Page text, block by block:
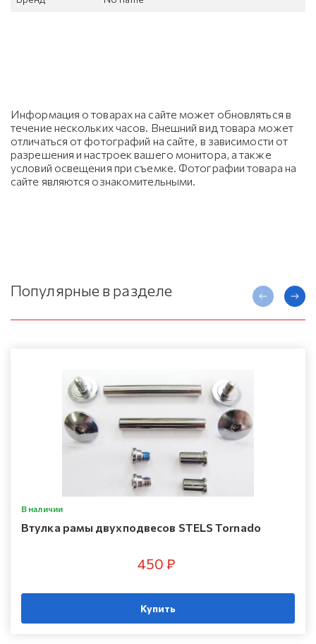
Информация о товарах на сайте может обновляться в
течение нескольких часов. Внешний вид товара может
отличаться от фотографий на сайте, в зависимости от
разрешения и настроек вашего монитора, а также
условий освещения при съемке. Фотографии товара на
сайте являются ознакомительными.
Популярные в разделе
В наличии
Втулка рамы двухподвесов STELS Tornado
450 ₽
Купить